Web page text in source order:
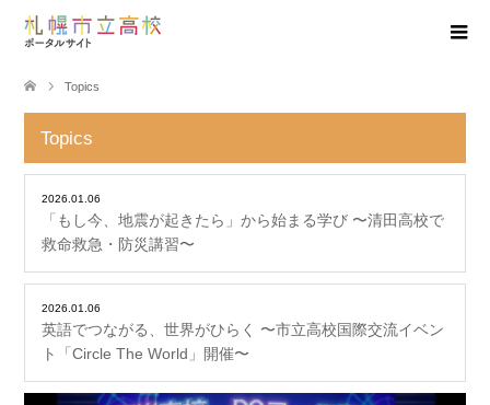
Topics
Topics
2026.01.06
「もし今、地震が起きたら」から始まる学び 〜清田高校で
救命救急・防災講習〜
2026.01.06
英語でつながる、世界がひらく 〜市立高校国際交流イベン
ト「Circle The World」開催〜